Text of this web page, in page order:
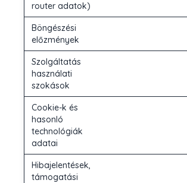
router adatok)
Böngészési
előzmények
Szolgáltatás
használati
szokások
Cookie-k és
hasonló
technológiák
adatai
Hibajelentések,
támogatási